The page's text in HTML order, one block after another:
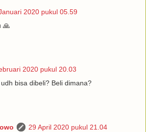
2020 pukul 05.59
🙏
2020 pukul 20.03
bisa dibeli? Beli dimana?
29 April 2020 pukul 21.04